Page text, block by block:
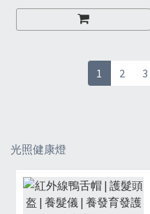
1 2 3
光照健康燈